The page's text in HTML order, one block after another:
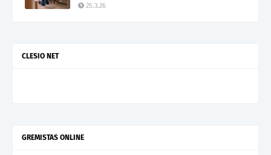
25.3.26
CLESIO NET
GREMISTAS ONLINE